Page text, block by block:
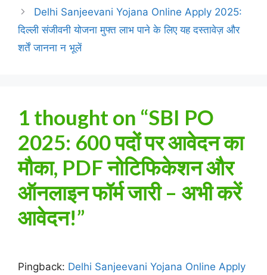
Delhi Sanjeevani Yojana Online Apply 2025:
दिल्ली संजीवनी योजना मुफ्त लाभ पाने के लिए यह दस्तावेज़ और
शर्तें जानना न भूलें
1 thought on “SBI PO
2025: 600 पदों पर आवेदन का
मौका, PDF नोटिफिकेशन और
ऑनलाइन फॉर्म जारी – अभी करें
आवेदन!”
Pingback: Delhi Sanjeevani Yojana Online Apply